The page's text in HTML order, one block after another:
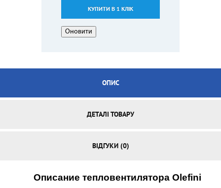
КУПИТИ В 1 КЛІК
ОПИС
ДЕТАЛІ ТОВАРУ
ВІДГУКИ (0)
Описание тепловентилятора Olefini